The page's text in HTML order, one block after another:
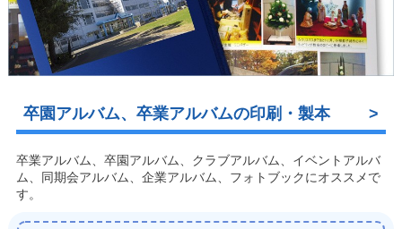
卒園アルバム、卒業アルバムの印刷・製本
卒業アルバム、卒園アルバム、クラブアルバム、イベントアルバ
ム、同期会アルバム、企業アルバム、フォトブックにオススメで
す。